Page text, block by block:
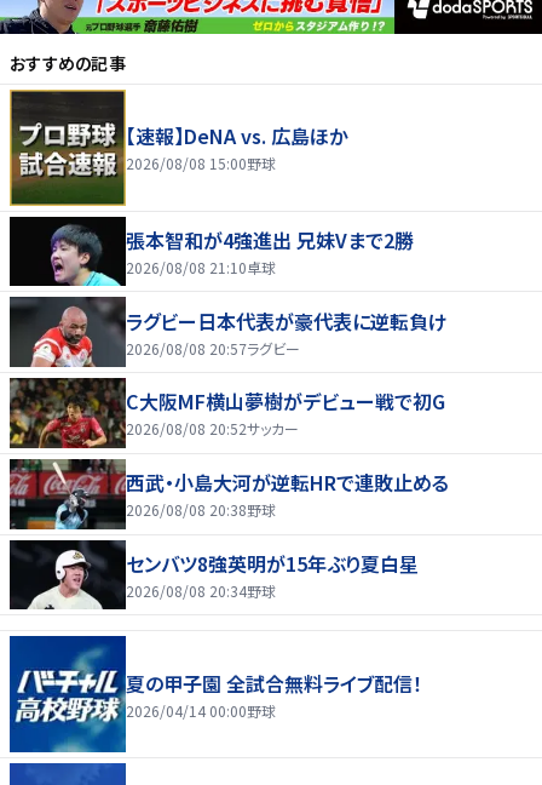
おすすめの記事
【速報】DeNA vs. 広島ほか
2026/08/08 15:00野球
張本智和が4強進出 兄妹Vまで2勝
2026/08/08 21:10卓球
ラグビー日本代表が豪代表に逆転負け
2026/08/08 20:57ラグビー
C大阪MF横山夢樹がデビュー戦で初G
2026/08/08 20:52サッカー
西武・小島大河が逆転HRで連敗止める
2026/08/08 20:38野球
センバツ8強英明が15年ぶり夏白星
2026/08/08 20:34野球
夏の甲子園 全試合無料ライブ配信！
2026/04/14 00:00野球